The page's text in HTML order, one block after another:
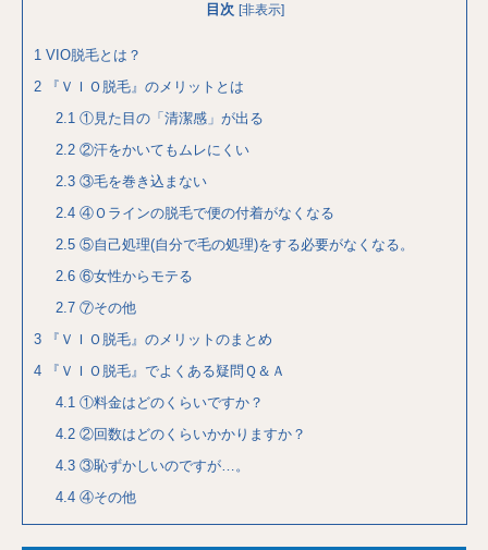
目次 [非表示]
1 VIO脱毛とは？
2 『ＶＩＯ脱毛』のメリットとは
2.1①見た目の「清潔感」が出る
2.2②汗をかいてもムレにくい
2.3③毛を巻き込まない
2.4④Ｏラインの脱毛で便の付着がなくなる
2.5⑤自己処理(自分で毛の処理)をする必要がなくなる。
2.6⑥女性からモテる
2.7⑦その他
3 『ＶＩＯ脱毛』のメリットのまとめ
4 『ＶＩＯ脱毛』でよくある疑問Ｑ＆Ａ
4.1①料金はどのくらいですか？
4.2②回数はどのくらいかかりますか？
4.3③恥ずかしいのですが…。
4.4④その他